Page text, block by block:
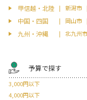
甲信越・北陸 新潟市
中国・四国 岡山市
九州・沖縄 北九州市
予算で探す
3,000円以下
4,000円以下